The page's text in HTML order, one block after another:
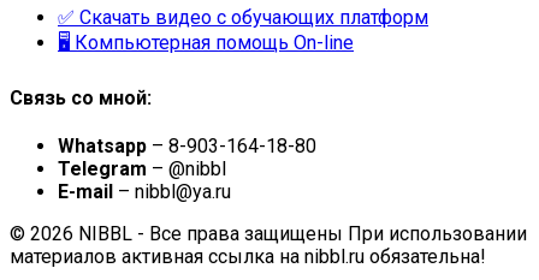
✅ Скачать видео с обучающих платформ
🖥 Компьютерная помощь On-line
Связь со мной:
Whatsapp – 8-903-164-18-80
Telegram – @nibbl
E-mail – nibbl@ya.ru
© 2026 NIBBL - Все права защищены При использовании
материалов активная ссылка на nibbl.ru обязательна!